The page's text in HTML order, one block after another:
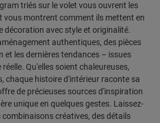
triés sur le volet vous ouvrent les
vous montrent comment ils mettent en
décoration avec style et originalité.
authentiques, des pièces
et les dernières tendances – issues
Qu'elles soient chaleureuses,
chaque histoire d'intérieur raconte sa
de précieuses sources d'inspiration
unique en quelques gestes. Laissez-
combinaisons créatives, des détails